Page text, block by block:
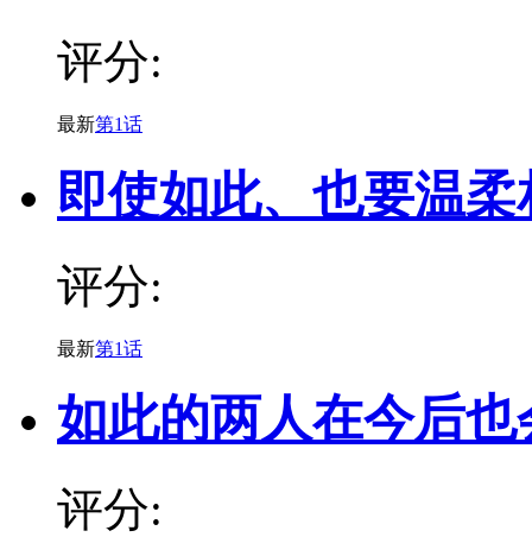
评分:
最新第1话
即使如此、也要温柔
评分:
最新第1话
如此的两人在今后也
评分: